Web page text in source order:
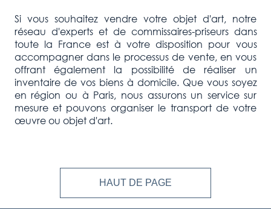
Si vous souhaitez vendre votre objet d'art, notre
réseau d'experts et de commissaires-priseurs dans
toute la France est à votre disposition pour vous
accompagner dans le processus de vente, en vous
offrant également la possibilité de réaliser un
inventaire de vos biens à domicile. Que vous soyez
en région ou à Paris, nous assurons un service sur
mesure et pouvons organiser le transport de votre
œuvre ou objet d'art.
HAUT DE PAGE